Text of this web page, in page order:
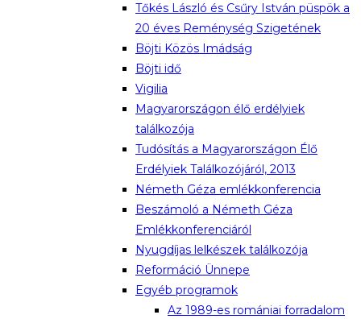
Tőkés László és Csűry István püspök a
20 éves Reménység Szigetének
Böjti Közös Imádság
Böjti idő
Vigilia
Magyarországon élő erdélyiek
találkozója
Tudósítás a Magyarországon Élő
Erdélyiek Találkozójáról, 2013
Németh Géza emlékkonferencia
Beszámoló a Németh Géza
Emlékkonferenciáról
Nyugdíjas lelkészek találkozója
Reformáció Ünnepe
Egyéb programok
Az 1989-es romániai forradalom